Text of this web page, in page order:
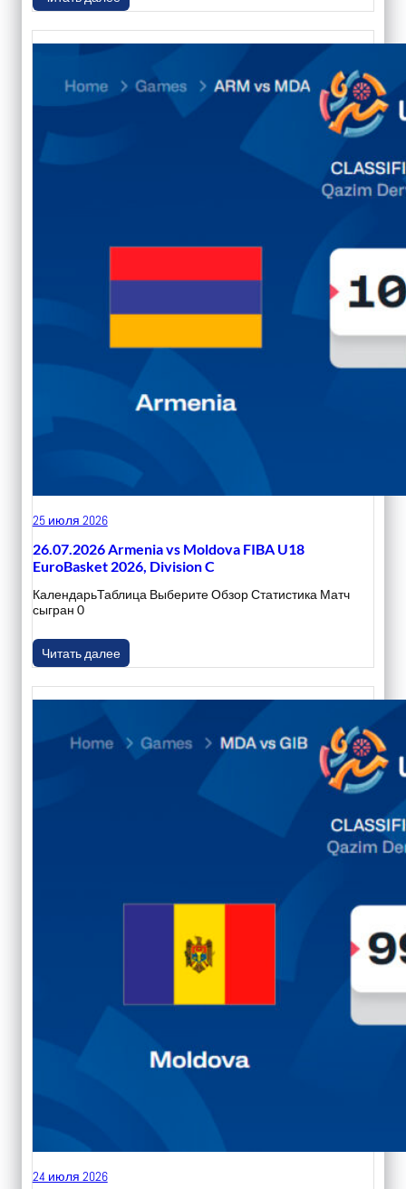
25 июля 2026
26.07.2026 Armenia vs Moldova FIBA U18
EuroBasket 2026, Division C
КалендарьТаблица Выберите Обзор Статистика Матч
сыгран 0
Читать далее
24 июля 2026